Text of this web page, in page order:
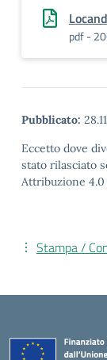
pdf -
Pubblicato:
Eccetto dove
stato rilasciato
Attribuzione 4.0
Stampa /